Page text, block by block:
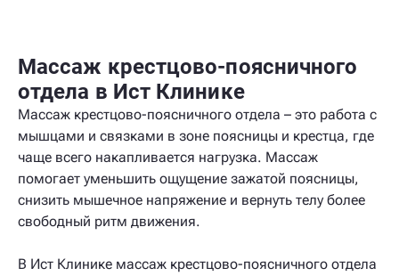
Массаж крестцово-поясничного
отдела в Ист Клинике
Массаж крестцово-поясничного отдела – это работа с
мышцами и связками в зоне поясницы и крестца, где
чаще всего накапливается нагрузка. Массаж
помогает уменьшить ощущение зажатой поясницы,
снизить мышечное напряжение и вернуть телу более
свободный ритм движения.
В Ист Клинике массаж крестцово-поясничного отдела